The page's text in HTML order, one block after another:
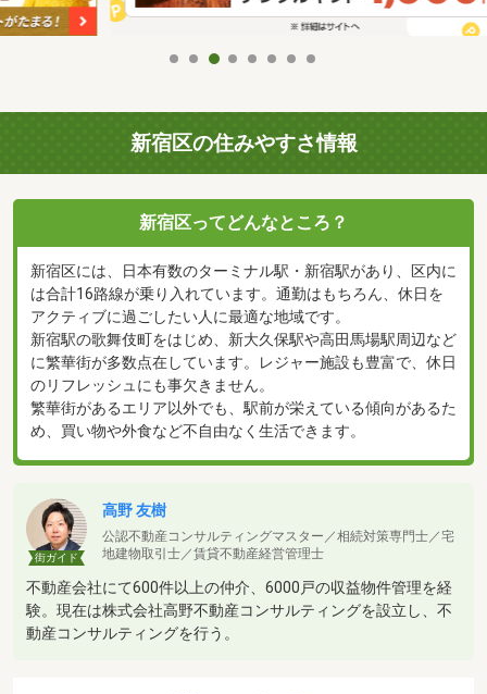
新宿区の住みやすさ情報
新宿区ってどんなところ？
新宿区には、日本有数のターミナル駅・新宿駅があり、区内に
は合計16路線が乗り入れています。通勤はもちろん、休日を
アクティブに過ごしたい人に最適な地域です。
新宿駅の歌舞伎町をはじめ、新大久保駅や高田馬場駅周辺など
に繁華街が多数点在しています。レジャー施設も豊富で、休日
のリフレッシュにも事欠きません。
繁華街があるエリア以外でも、駅前が栄えている傾向があるた
め、買い物や外食など不自由なく生活できます。
街ガイド
高野 友樹
公認不動産コンサルティングマスター／相続対策専門士／宅
地建物取引士／賃貸不動産経営管理士
不動産会社にて600件以上の仲介、6000戸の収益物件管理を経
験。現在は株式会社高野不動産コンサルティングを設立し、不
動産コンサルティングを行う。